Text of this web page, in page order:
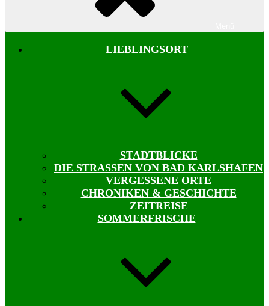
LIEBLINGSORT
STADTBLICKE
DIE STRASSEN VON BAD KARLSHAFEN
VERGESSENE ORTE
CHRONIKEN & GESCHICHTE
ZEITREISE
SOMMERFRISCHE